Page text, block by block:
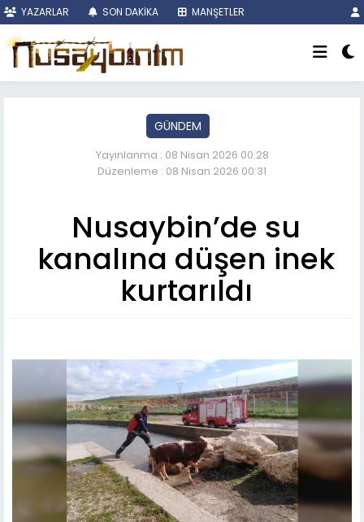
YAZARLAR SON DAKİKA MANŞETLER
GÜNDEM
Yayınlanma : 08 Nisan 2026 00:28
Düzenleme : 08 Nisan 2026 00:31
Nusaybin’de su
kanalına düşen inek
kurtarıldı